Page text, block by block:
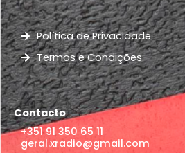
Política de Privacidade
Termos e Condições
Contacto
+351 91 350 65 11
geral.xradio@gmail.com